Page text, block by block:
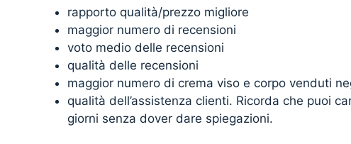
rapporto qualità/prezzo migliore
maggior numero di recensioni
voto medio delle recensioni
qualità delle recensioni
maggior numero di crema viso e corpo venduti
qualità dell’assistenza clienti. Ricorda che puoi
giorni senza dover dare spiegazioni.